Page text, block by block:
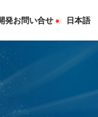
発お問い合せ 日本語